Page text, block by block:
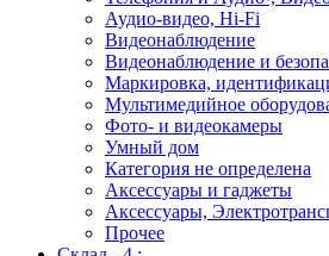
Аудио-видео, Hi-Fi
Видеонаблюдение
Видеонаблюдение и
Маркировка,
Мультимедийное
Фото- и видеокамеры
Умный дом
Категория не определена
Аксессуары и гаджеты
Аксессуары,
Прочее